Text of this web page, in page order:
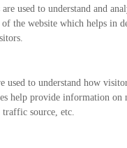
used to understand and
of the website which helps in
used to understand how
help provide information on
source, etc.